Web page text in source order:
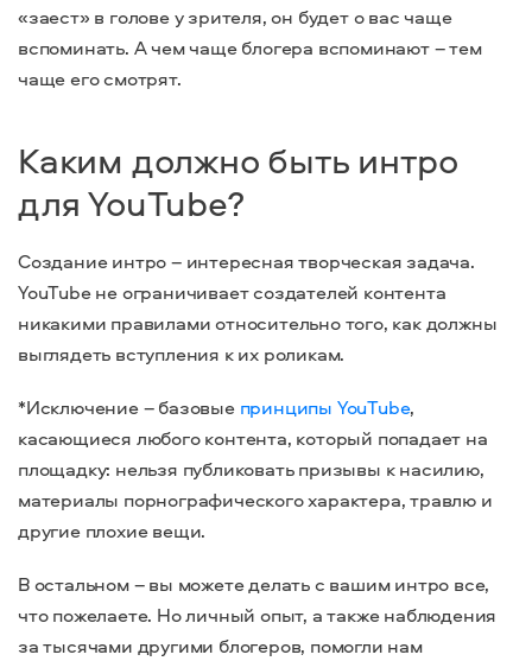
«заест» в голове у зрителя, он будет о вас чаще
вспоминать. А чем чаще блогера вспоминают – тем
чаще его смотрят.
Каким должно быть интро
для YouTube?
Создание интро – интересная творческая задача.
YouTube не ограничивает создателей контента
никакими правилами относительно того, как должны
выглядеть вступления к их роликам.
*Исключение – базовые принципы YouTube,
касающиеся любого контента, который попадает на
площадку: нельзя публиковать призывы к насилию,
материалы порнографического характера, травлю и
другие плохие вещи.
В остальном – вы можете делать с вашим интро все,
что пожелаете. Но личный опыт, а также наблюдения
за тысячами другими блогеров, помогли нам